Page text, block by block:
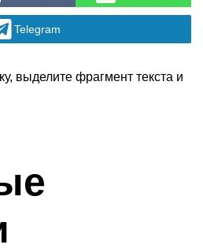
Telegram
выделите фрагмент текста и